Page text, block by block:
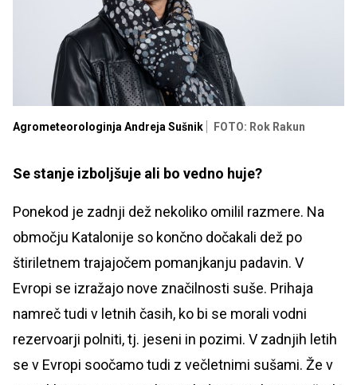
Agrometeorologinja Andreja Sušnik FOTO: Rok Rakun
Se stanje izboljšuje ali bo vedno huje?
Ponekod je zadnji dež nekoliko omilil razmere. Na
območju Katalonije so končno dočakali dež po
štiriletnem trajajočem pomanjkanju padavin. V
Evropi se izražajo nove značilnosti suše. Prihaja
namreč tudi v letnih časih, ko bi se morali vodni
rezervoarji polniti, tj. jeseni in pozimi. V zadnjih letih
se v Evropi soočamo tudi z večletnimi sušami. Že v